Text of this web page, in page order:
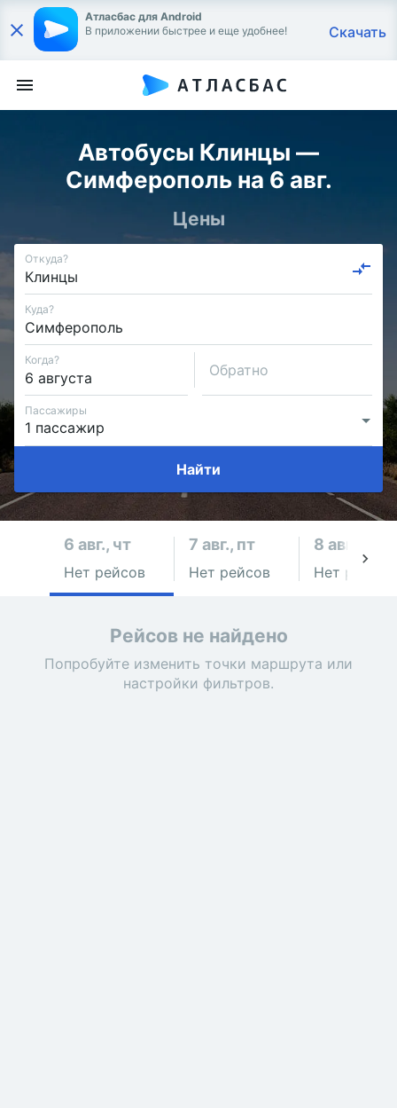
Атласбас для Android
В приложении быстрее и еще удобнее!
Скачать
Автобусы Клинцы —
Симферополь на 6 авг.
Цены
Откуда?
Куда?
Когда?
Обратно
Пассажиры
Найти
6 авг., чт
Нет рейсов
7 авг., пт
Нет рейсов
8 авг., сб
Нет рейсов
Рейсов не найдено
Попробуйте изменить точки маршрута или
настройки фильтров.